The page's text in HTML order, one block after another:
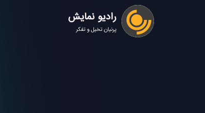
رادیو نمایش
پرنیان تخیل و تفکر